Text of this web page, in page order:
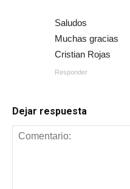
Saludos
Muchas gracias
Cristian Rojas
Responder
Dejar respuesta